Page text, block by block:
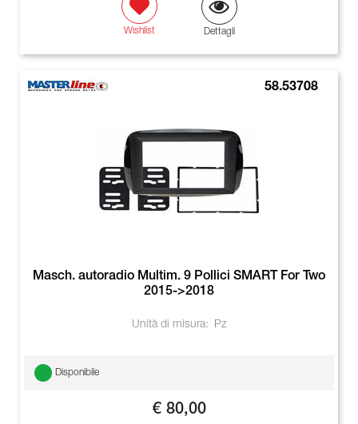
Wishlist Dettagli
58.53708
Masch. autoradio Multim. 9 Pollici SMART For Two
2015->2018
Unità di misura: Pz
Disponibile
€ 80,00